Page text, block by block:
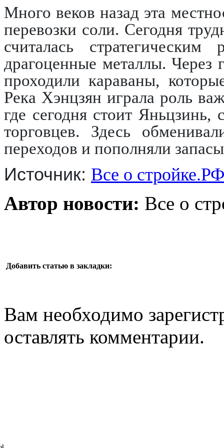
Много веков назад эта
перевозки соли. Сегодня
считалась
драгоценные металлы. Через
проходили караваны,
Река Хэнцзян играла роль
где сегодня стоит Яньцзинь,
торговцев. Здесь
переходов и пополняли
Источник: Все о стройке.РФ
Автор новости: Все о
Добавить статью в закладки:
Вам необходимо
оставлять комментарии.